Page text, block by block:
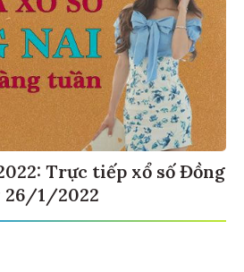
Trực tiếp xổ số Đồng
26/1/2022